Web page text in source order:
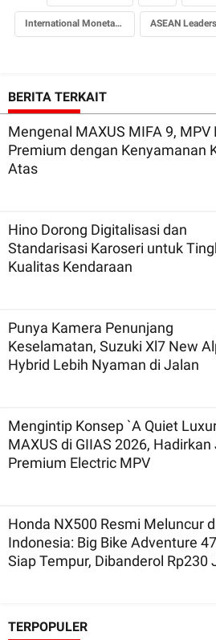
International Monetary Fund
Mercedes Benz Indonesia
BERITA TERKAIT
Mengenal MAXUS MIFA 9, MPV
Premium dengan Kenyamanan
Atas
Hino Dorong Digitalisasi dan
Standarisasi Karoseri untuk
Kualitas Kendaraan
Punya Kamera Penunjang
Keselamatan, Suzuki Xl7 New
Hybrid Lebih Nyaman di Jalan
Mengintip Konsep `A Quiet
MAXUS di GIIAS 2026,
Premium Electric MPV
Honda NX500 Resmi Meluncur
Indonesia: Big Bike Adventure
Siap Tempur, Dibanderol Rp230
TERPOPULER